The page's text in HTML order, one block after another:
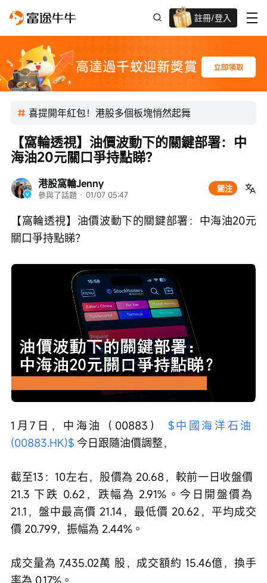
註冊/登入
迎新驚喜賞 股票/BTC等任你揀!
喜提開年紅包！港股多個板塊悄然起舞
港股窩輪Jenny
參與了話題 · 01/07 05:47
關注
【窩輪透視】油價波動下的關鍵部署：中
海油20元關口爭持點睇？
【窩輪透視】油價波動下的關鍵部署：中海油20元
關口爭持點睇？
消 /
0%
0%
放
1月7日，中海油（00883） $中國海洋石油
(00883.HK)$ 今日跟隨油價調整，
截至13：10左右，股價為 20.68，較前一日收盤價
21.3 下跌 0.62，跌幅為 2.91%。今日開盤價為
21.1，盤中最高價 21.14，最低價 20.62，平均成交
價 20.799，振幅為 2.44%。
成交量為 7,435.02萬 股，成交額約 15.46億，換手
率為 0.17%。